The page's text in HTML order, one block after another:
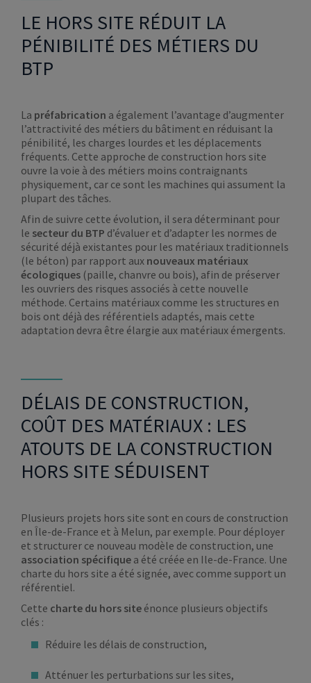
LE HORS SITE RÉDUIT LA
PÉNIBILITÉ DES MÉTIERS DU
BTP
La préfabrication a également l’avantage d’augmenter
l’attractivité des métiers du bâtiment en réduisant la
pénibilité, les charges lourdes et les déplacements
fréquents. Cette approche de construction hors site
ouvre la voie à des métiers moins contraignants
physiquement, car ce sont les machines qui assument la
plupart des tâches.
Afin de suivre cette évolution, il sera déterminant pour
le secteur du BTP d’évaluer et d’adapter les normes de
sécurité déjà existantes pour les matériaux traditionnels
(le béton) par rapport aux nouveaux matériaux
écologiques (paille, chanvre ou bois), afin de préserver
les ouvriers des risques associés à cette nouvelle
méthode. Certains matériaux comme les structures en
bois ont déjà des référentiels adaptés, mais cette
adaptation devra être élargie aux matériaux émergents.
DÉLAIS DE CONSTRUCTION,
COÛT DES MATÉRIAUX : LES
ATOUTS DE LA CONSTRUCTION
HORS SITE SÉDUISENT
Plusieurs projets hors site sont en cours de construction
en Île-de-France et à Melun, par exemple. Pour déployer
et structurer ce nouveau modèle de construction, une
association spécifique a été créée en Ile-de-France. Une
charte du hors site a été signée, avec comme support un
référentiel.
Cette charte du hors site énonce plusieurs objectifs
clés :
Réduire les délais de construction,
Atténuer les perturbations sur les sites,